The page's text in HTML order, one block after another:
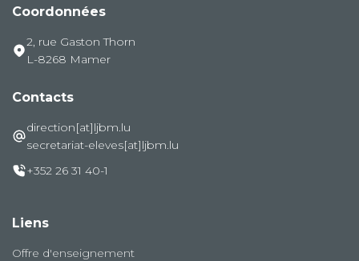
Coordonnées
2, rue Gaston Thorn
L-8268 Mamer
Contacts
direction[at]ljbm.lu
secretariat-eleves[at]ljbm.lu
+352 26 31 40-1
Liens
Offre d'enseignement